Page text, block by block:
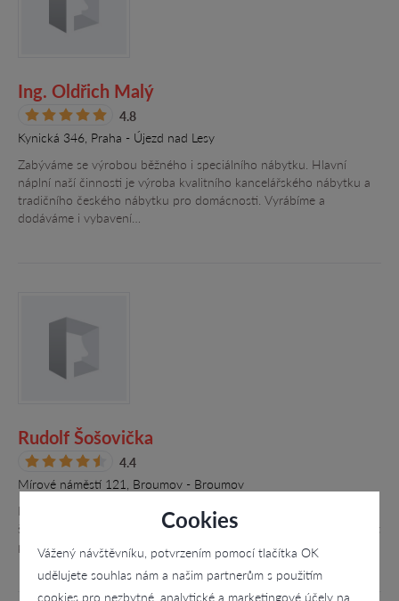
Cookies
Vážený návštěvníku, potvrzením pomocí tlačítka OK
udělujete souhlas nám a našim partnerům s použitím
cookies pro nezbytné, analytické a marketingové účely na
Ing. Oldřich Malý
4.8
Kynická 346, Praha - Újezd nad Lesy
Zabýváme se výrobou běžného i speciálního nábytku. Hlavní
náplní naší činnosti je výroba kvalitního kancelářského nábytku a
tradičního českého nábytku pro domácnosti. Vyrábíme a
dodáváme i vybavení…
Rudolf Šošovička
4.4
Mírové náměstí 121, Broumov - Broumov
Prodáváme veškeré železářské zboží. Nabízíme nářadí, nástroje,
šroubky, vruty a matky. Máme široký sortiment a velký zájem splnit
požadavky svých zákazníků.